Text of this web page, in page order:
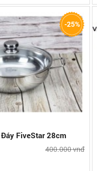
FiveStar 28cm
400.000 vnđ
-25%
bền
suốt
So sánh